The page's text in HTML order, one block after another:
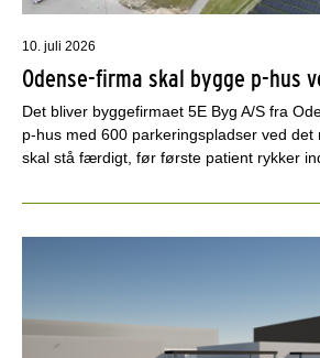
10. juli 2026
Odense-firma skal bygge p-hus
Det bliver byggefirmaet 5E Byg A/S fra
p-hus med 600 parkeringspladser ved det
skal stå færdigt, før første patient rykker